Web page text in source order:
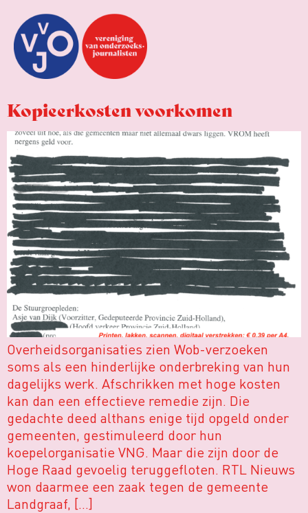
Kopieerkosten voorkomen
Overheidsorganisaties zien Wob-verzoeken
soms als een hinderlijke onderbreking van hun
dagelijks werk. Afschrikken met hoge kosten
kan dan een effectieve remedie zijn. Die
gedachte deed althans enige tijd opgeld onder
gemeenten, gestimuleerd door hun
koepelorganisatie VNG. Maar die zijn door de
Hoge Raad gevoelig teruggefloten. RTL Nieuws
won daarmee een zaak tegen de gemeente
Landgraaf, […]